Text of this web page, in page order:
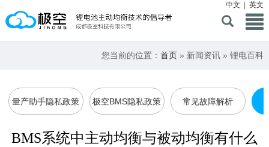
中文 |英文
您当前的位置：首页 » 新闻资讯 » 锂电百科
量产助手隐私政策 极空BMS隐私政策 常见故障解析
BMS系统中主动均衡与被动均衡有什么